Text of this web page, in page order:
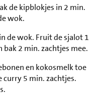
de kipblokjes in 2 min.
wok.
de wok. Fruit de sjalot 1
bak 2 min. zachtjes mee.
en kokosmelk toe
curry 5 min. zachtjes.